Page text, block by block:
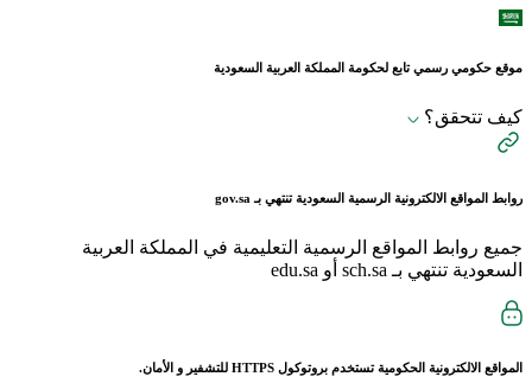
موقع حكومي رسمي تابع لحكومة المملكة العربية السعودية
كيف تتحقق؟
روابط المواقع الالكترونية الرسمية السعودية تنتهي بـ gov.sa
جميع روابط المواقع الرسمية التعليمية في المملكة العربية
السعودية تنتهي بـ sch.sa أو edu.sa
المواقع الالكترونية الحكومية تستخدم بروتوكول HTTPS للتشفير و الأمان.